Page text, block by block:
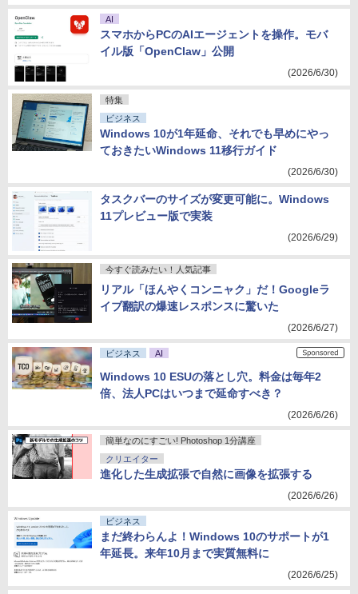
AI
スマホからPCのAIエージェントを操作。モバ
イル版「OpenClaw」公開
(2026/6/30)
特集
ビジネス
Windows 10が1年延命、それでも早めにやっ
ておきたいWindows 11移行ガイド
(2026/6/30)
タスクバーのサイズが変更可能に。Windows
11プレビュー版で実装
(2026/6/29)
今すぐ読みたい！人気記事
リアル「ほんやくコンニャク」だ！Googleラ
イブ翻訳の爆速レスポンスに驚いた
(2026/6/27)
ビジネス AI
Windows 10 ESUの落とし穴。料金は毎年2
倍、法人PCはいつまで延命すべき？
(2026/6/26)
簡単なのにすごい! Photoshop 1分講座
クリエイター
進化した生成拡張で自然に画像を拡張する
(2026/6/26)
ビジネス
まだ終わらんよ！Windows 10のサポートが1
年延長。来年10月まで実質無料に
(2026/6/25)